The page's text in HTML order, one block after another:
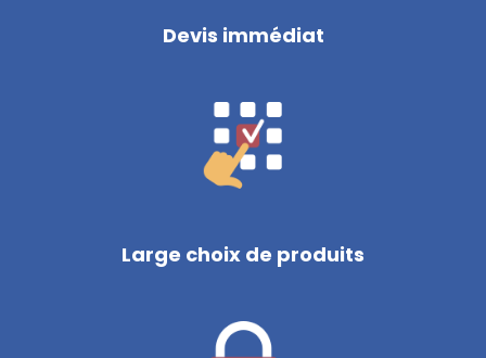
Devis immédiat
Large choix de produits